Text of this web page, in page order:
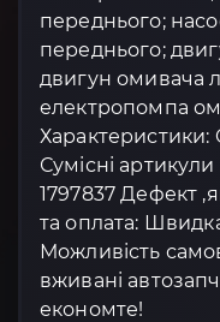
переднього;
переднього;
двигун омивача
електропомпа
Характеристики:
Сумісні
1797837 Дефект
та оплата:
Можливість
вживані
економте!